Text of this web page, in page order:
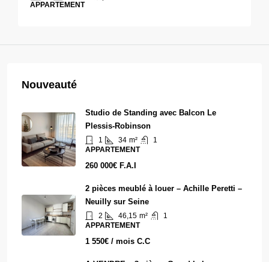
APPARTEMENT
Nouveauté
Studio de Standing avec Balcon Le
Plessis-Robinson
1 34 m²
1
APPARTEMENT
260 000€ F.A.I
2 pièces meublé à louer – Achille Peretti –
Neuilly sur Seine
2 46,15 m²
1
APPARTEMENT
1 550€ / mois C.C